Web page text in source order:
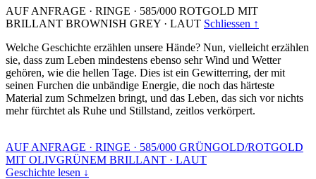
AUF ANFRAGE · RINGE · 585/000 ROTGOLD MIT
BRILLANT BROWNISH GREY · LAUT Schliessen ↑
Welche Geschichte erzählen unsere Hände? Nun, vielleicht erzählen
sie, dass zum Leben mindestens ebenso sehr Wind und Wetter
gehören, wie die hellen Tage. Dies ist ein Gewitterring, der mit
seinen Furchen die unbändige Energie, die noch das härteste
Material zum Schmelzen bringt, und das Leben, das sich vor nichts
mehr fürchtet als Ruhe und Stillstand, zeitlos verkörpert.
AUF ANFRAGE · RINGE · 585/000 GRÜNGOLD/ROTGOLD
MIT OLIVGRÜNEM BRILLANT · LAUT
Geschichte lesen ↓